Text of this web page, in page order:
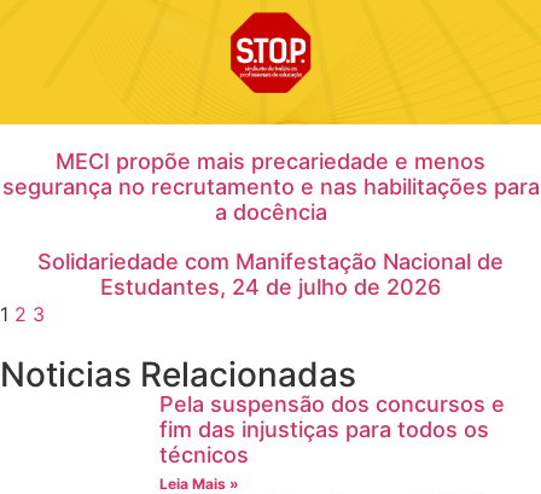
MECI propõe mais precariedade e menos
segurança no recrutamento e nas habilitações para
a docência
Solidariedade com Manifestação Nacional de
Estudantes, 24 de julho de 2026
1 2 3
Noticias Relacionadas
Pela suspensão dos concursos e
fim das injustiças para todos os
técnicos
Leia Mais »